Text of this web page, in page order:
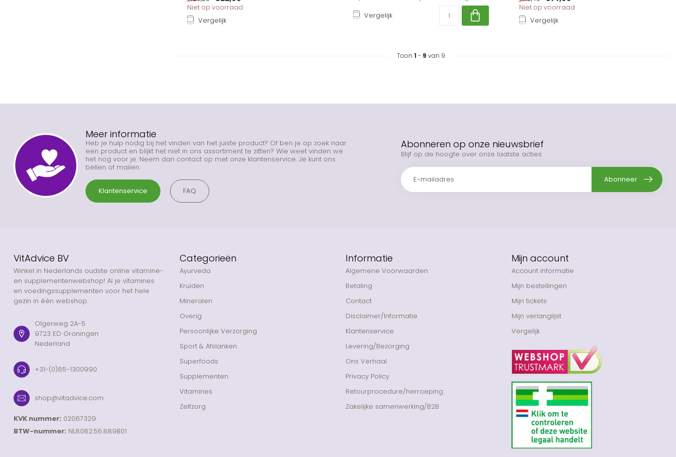
Niet op voorraad
Vergelijk
Vergelijk
Niet op voorraad
Vergelijk
Toon 1 - 9 van 9
Meer informatie
Heb je hulp nodig bij het vinden van het juiste product? Of ben je op zoek naar
een product en blijkt het niet in ons assortiment te zitten? Wie weet vinden we
het nog voor je. Neem dan contact op met onze klantenservice. Je kunt ons
bellen of mailen.
Klantenservice FAQ
Abonneren op onze nieuwsbrief
Blijf op de hoogte over onze laatste acties
Abonneer
VitAdvice BV
Winkel in Nederlands oudste online vitamine-
en supplementenwebshop! Al je vitamines
en voedingssupplementen voor het hele
gezin in één webshop.
Olgerweg 2A-5
9723 ED Groningen
Nederland
+31-(0)85-1300990
shop@vitadvice.com
KVK nummer: 02067329
BTW-nummer: NL8082.56.889B01
Categorieën
Ayurveda
Kruiden
Mineralen
Overig
Persoonlijke Verzorging
Sport & Afslanken
Superfoods
Supplementen
Vitamines
Zelfzorg
Informatie
Algemene Voorwaarden
Betaling
Contact
Disclaimer/Informatie
Klantenservice
Levering/Bezorging
Ons Verhaal
Privacy Policy
Retourprocedure/herroeping
Zakelijke samenwerking/B2B
Mijn account
Account informatie
Mijn bestellingen
Mijn tickets
Mijn verlanglijst
Vergelijk